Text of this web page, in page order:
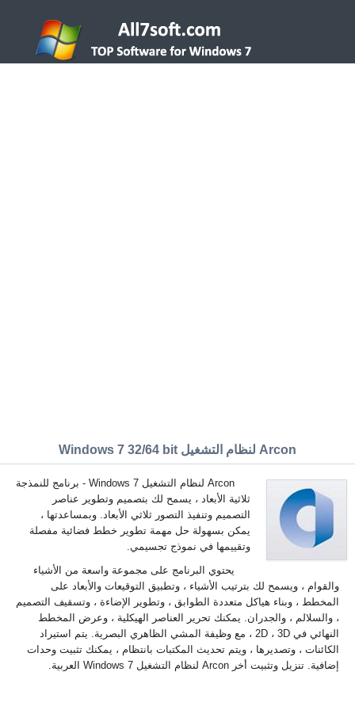
Arcon لنظام التشغيل Windows 7 32/64 bit
Arcon لنظام التشغيل Windows 7 - برنامج للنمذجة
ثلاثية الأبعاد ، يسمح لك بتصميم وتطوير عناصر
التصميم وتنفيذ التصور ثلاثي الأبعاد. وبمساعدتها ،
يمكن بسهولة حل مهمة تطوير خطط فضائية مفصلة
وتقييمها في نموذج تجسيمي.
يحتوي البرنامج على مجموعة واسعة من الأشياء
والقوام ، ويسمح لك بترتيب الأشياء ، وتطبيق التوقيعات والأبعاد على
المخطط ، وبناء هياكل متعددة الطوابق ، وتطوير الإضاءة ، وتسقيف التصميم
، والسلالم ، والجدران. يمكنك تحرير العناصر الهيكلية ، وعرض المخطط
النهائي في 2D ، 3D ، مع وظيفة المشي الظاهري البصرية. يتم استيراد
الكائنات ، وتصديرها ، ويتم تحديث المكتبات بانتظام ، يمكنك تثبيت وحدات
إضافية. تنزيل وتثبيت أخر Arcon لنظام التشغيل Windows 7 العربية.